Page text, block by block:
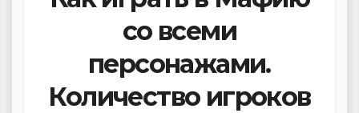
со всеми
персонажами.
Количество игроков